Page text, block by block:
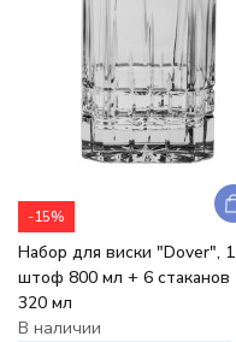
-15%
Набор для виски "Dover", 1
штоф 800 мл + 6 стаканов
320 мл
В наличии